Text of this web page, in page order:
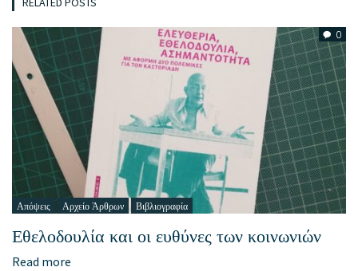
0
Απόψεις Αρχείο Άρθρων Βιβλιογραφία
Εθελοδουλία και οι ευθύνες των κοινωνιών
Read more